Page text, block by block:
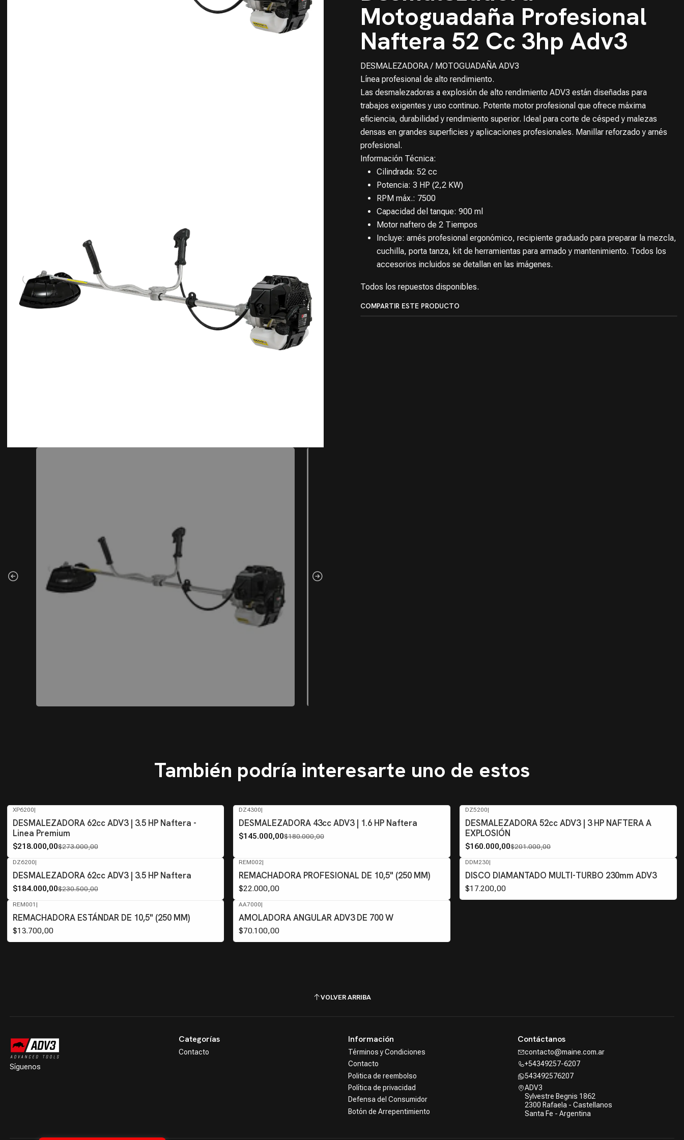
Motoguadaña Profesional
Naftera 52 Cc 3hp Adv3
DESMALEZADORA / MOTOGUADAÑA ADV3
Línea profesional de alto rendimiento.
Las desmalezadoras a explosión de alto rendimiento ADV3 están diseñadas para
trabajos exigentes y uso continuo. Potente motor profesional que ofrece máxima
eficiencia, durabilidad y rendimiento superior. Ideal para corte de césped y malezas
densas en grandes superficies y aplicaciones profesionales. Manillar reforzado y arnés
profesional.
Información Técnica:
Cilindrada: 52 cc
Potencia: 3 HP (2,2 KW)
RPM máx.: 7500
Capacidad del tanque: 900 ml
Motor naftero de 2 Tiempos
Incluye: arnés profesional ergonómico, recipiente graduado para preparar la mezcla,
cuchilla, porta tanza, kit de herramientas para armado y mantenimiento. Todos los
accesorios incluidos se detallan en las imágenes.
Todos los repuestos disponibles.
COMPARTIR ESTE PRODUCTO
También podría interesarte uno de estos
-20% OFF
XP6200|
DESMALEZADORA 62cc ADV3 | 3.5 HP Naftera -
Linea Premium
$218.000,00$273.000,00
-19% OFF
DZ4300|
DESMALEZADORA 43cc ADV3 | 1.6 HP Naftera
$145.000,00$180.000,00
-20% OFF
DZ5200|
DESMALEZADORA 52cc ADV3 | 3 HP NAFTERA A
EXPLOSIÓN
$160.000,00$201.000,00
-20% OFF
Agotado
DZ6200|
DESMALEZADORA 62cc ADV3 | 3.5 HP Naftera
$184.000,00$230.500,00
REM002|
REMACHADORA PROFESIONAL DE 10,5" (250 MM)
$22.000,00
DDM230|
DISCO DIAMANTADO MULTI-TURBO 230mm ADV3
$17.200,00
REM001 |
REMACHADORA ESTÁNDAR DE 10,5" (250 MM)
$13.700,00
Agotado
AA7000|
AMOLADORA ANGULAR ADV3 DE 700 W
$70.100,00
VOLVER ARRIBA
Síguenos
Categorías
Contacto
Información
Términos y Condiciones
Contacto
Politica de reembolso
Política de privacidad
Defensa del Consumidor
Botón de Arrepentimiento
Contáctanos
contacto@maine.com.ar
+54349257-6207
543492576207
ADV3
Sylvestre Begnis 1862
2300 Rafaela - Castellanos
Santa Fe - Argentina